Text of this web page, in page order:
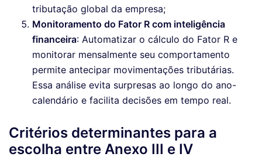
tributação global da empresa;
Monitoramento do Fator R com inteligência
financeira: Automatizar o cálculo do Fator R e
monitorar mensalmente seu comportamento
permite antecipar movimentações tributárias.
Essa análise evita surpresas ao longo do ano-
calendário e facilita decisões em tempo real.
Critérios determinantes para a
escolha entre Anexo III e IV